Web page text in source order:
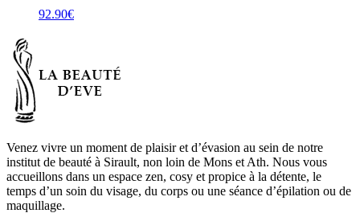
92.90€
Venez vivre un moment de plaisir et d’évasion au sein de notre
institut de beauté à Sirault, non loin de Mons et Ath. Nous vous
accueillons dans un espace zen, cosy et propice à la détente, le
temps d’un soin du visage, du corps ou une séance d’épilation ou de
maquillage.